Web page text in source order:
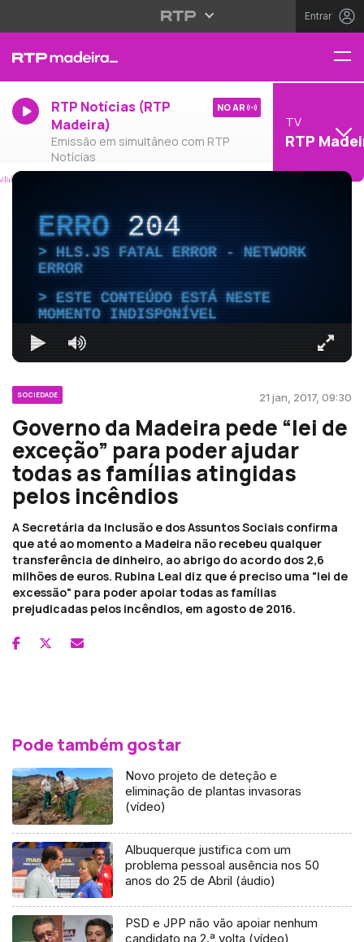
Entrar
RTP Notícias (RTP
Madeira)
Emissão em simultâneo com RTP
Notícias
NO AR
TV
RTP
ERRO204
HLS.JS FATAL ERROR - NETWORK
ERROR
ESTE CONTEÚDO ESTÁ NESTE
MOMENTO INDISPONÍVEL
SOCIEDADE 21 jan, 2017, 09:30
Governo da Madeira pede “lei de
exceção” para poder ajudar
todas as famílias atingidas
pelos incêndios
A Secretária da Inclusão e dos Assuntos Sociais confirma
que até ao momento a Madeira não recebeu qualquer
transferência de dinheiro, ao abrigo do acordo dos 2,6
milhões de euros. Rubina Leal diz que é preciso uma "lei de
excessão" para poder apoiar todas as famílias
prejudicadas pelos incêndios, em agosto de 2016.
Pode também gostar
Novo projeto de deteção e
eliminação de plantas invasoras
(vídeo)
Albuquerque justifica com um
problema pessoal ausência nos 50
anos do 25 de Abril (áudio)
PSD e JPP não vão apoiar nenhum
candidato na 2.ª volta (vídeo)